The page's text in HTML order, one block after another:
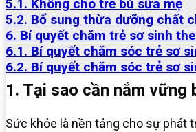
5.1. Không cho trẻ bú sữa mẹ
5.2. Bổ sung thừa dưỡng chất
6. Bí quyết chăm trẻ sơ sinh
6.1. Bí quyết chăm sóc trẻ sơ
6.2. Bí quyết chăm sóc trẻ sơ
1. Tại sao cần nắm
Sức khỏe là nền tảng cho sự phát